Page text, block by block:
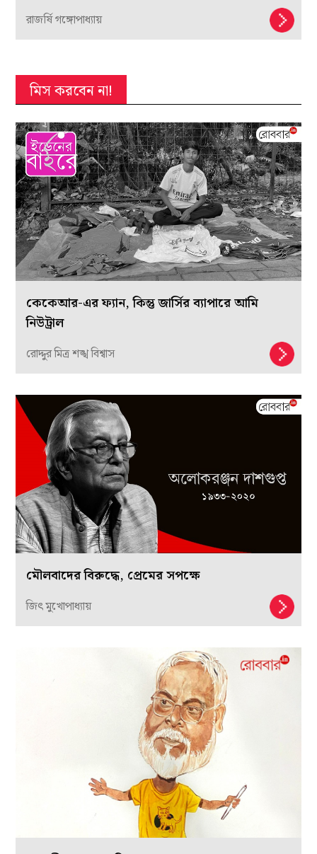
রাজর্ষি গঙ্গোপাধ্যায়
মিস করবেন না!
কেকেআর-এর ফ্যান, কিন্তু জার্সির ব্যাপারে আমি
নিউট্রাল
রোদ্দুর মিত্র শঙ্খ বিশ্বাস
মৌলবাদের বিরুদ্ধে, প্রেমের সপক্ষে
জিৎ মুখোপাধ্যায়